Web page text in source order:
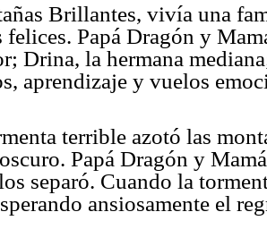
Brillantes, vivía una
Papá Dragón y
Drina, la hermana
aprendizaje y vuelos
terrible azotó las
Papá Dragón y
separó. Cuando la
ansiosamente el